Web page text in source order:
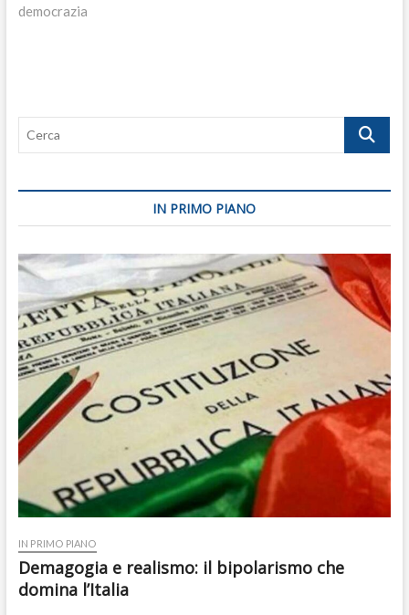
democrazia
Cerca
IN PRIMO PIANO
IN PRIMO PIANO
Demagogia e realismo: il bipolarismo che
domina l’Italia